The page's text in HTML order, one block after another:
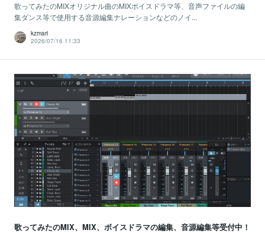
歌ってみたのMIXオリジナル曲のMIXボイスドラマ等、音声ファイルの編
集ダンス等で使用する音源編集ナレーションなどのノイ...
kzmari
2026/07/16 11:33
歌ってみたのMIX、MIX、ボイスドラマの編集、音源編集等受付中！